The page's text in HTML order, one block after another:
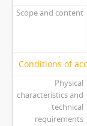
Scope and content
Conditions of
Physical
characteristics and
technical
requirements